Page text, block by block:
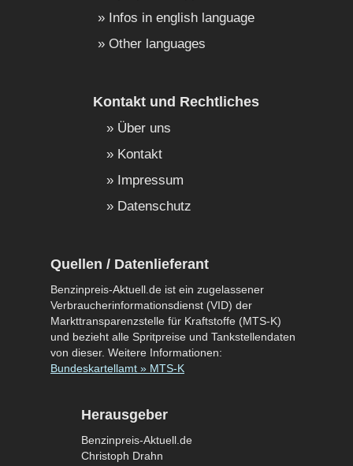
Infos in english language
Other languages
Kontakt und Rechtliches
Über uns
Kontakt
Impressum
Datenschutz
Quellen / Datenlieferant
Benzinpreis-Aktuell.de ist ein zugelassener
Verbraucherinformationsdienst (VID) der
Markttransparenzstelle für Kraftstoffe (MTS-K)
und bezieht alle Spritpreise und Tankstellendaten
von dieser. Weitere Informationen:
Bundeskartellamt » MTS-K
Herausgeber
Benzinpreis-Aktuell.de
Christoph Drahn